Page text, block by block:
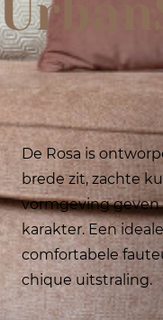
De Rosa is
brede zit, zachte
vormgeving
karakter. Een
comfortabele
chique uitstraling.